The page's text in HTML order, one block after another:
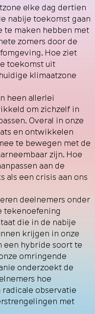
elke dag dertien
nabije toekomst gaan
te maken hebben met
zomers door de
Hoe ziet
toekomst uit
klimaatzone
heen allerlei
om zichzelf in
Overal in onze
en ontwikkelen
te bewegen met de
zijn. Hoe
aan de
als een crisis aan ons
deelnemers onder
tekenoefening
die in de nabije
krijgen in onze
een hybride soort te
omringende
onderzoekt de
hoe
observatie
met